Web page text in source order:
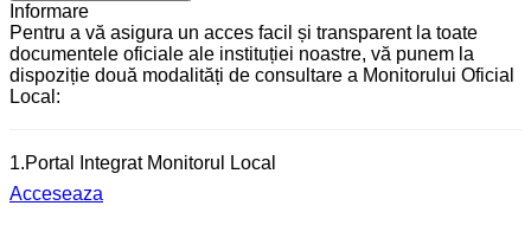
Informare
Pentru a vă asigura un acces facil și transparent la toate
documentele oficiale ale instituției noastre, vă punem la
dispoziție două modalități de consultare a Monitorului Oficial
Local:
1.Portal Integrat Monitorul Local
Acceseaza